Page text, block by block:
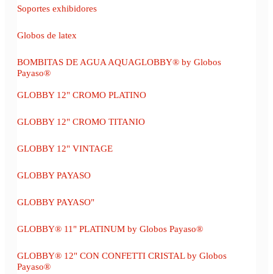
Soportes exhibidores
Globos de latex
BOMBITAS DE AGUA AQUAGLOBBY® by Globos
Payaso®
GLOBBY 12" CROMO PLATINO
GLOBBY 12" CROMO TITANIO
GLOBBY 12" VINTAGE
GLOBBY PAYASO
GLOBBY PAYASO"
GLOBBY® 11" PLATINUM by Globos Payaso®
GLOBBY® 12" CON CONFETTI CRISTAL by Globos
Payaso®